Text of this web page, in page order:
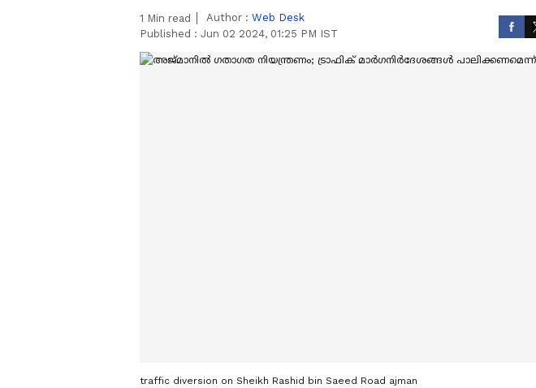
1 Min read Author : Web Desk
Published : Jun 02 2024, 01:25 PM IST
traffic diversion on Sheikh Rashid bin Saeed Road ajman